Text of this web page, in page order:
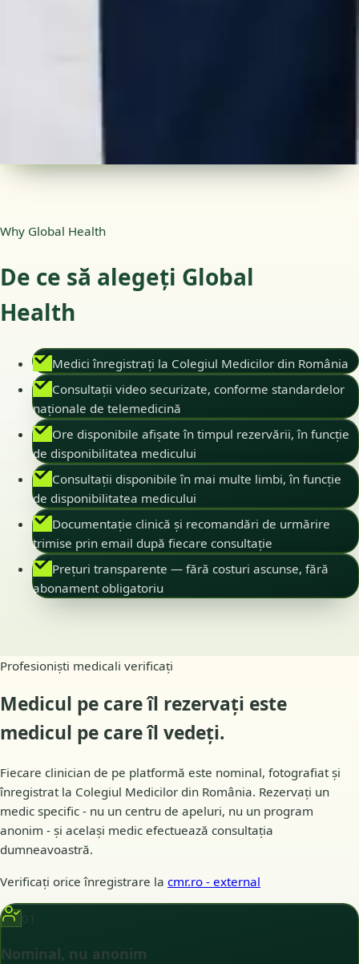
Why Global Health
De ce să alegeți Global
Health
Medici înregistrați la Colegiul Medicilor din România
Consultații video securizate, conforme standardelor
naționale de telemedicină
Ore disponibile afișate în timpul rezervării, în funcție
de disponibilitatea medicului
Consultații disponibile în mai multe limbi, în funcție
de disponibilitatea medicului
Documentație clinică și recomandări de urmărire
trimise prin email după fiecare consultație
Prețuri transparente — fără costuri ascunse, fără
abonament obligatoriu
Profesioniști medicali verificați
Medicul pe care îl rezervați este
medicul pe care îl vedeți.
Fiecare clinician de pe platformă este nominal, fotografiat și
înregistrat la Colegiul Medicilor din România. Rezervați un
medic specific - nu un centru de apeluri, nu un program
anonim - și același medic efectuează consultația
dumneavoastră.
Verificați orice înregistrare la cmr.ro - external
01
Nominal, nu anonim